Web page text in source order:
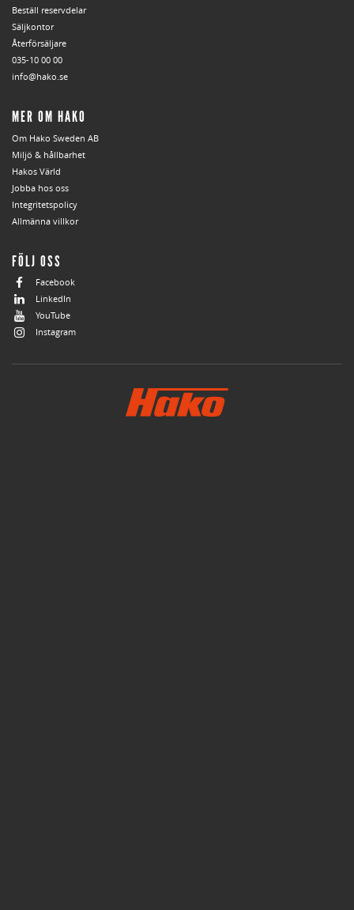
Beställ reservdelar
Säljkontor
Återförsäljare
035-10 00 00
info@hako.se
MER OM HAKO
Om Hako Sweden AB
Miljö & hållbarhet
Hakos Värld
Jobba hos oss
Integritetspolicy
Allmänna villkor
FÖLJ OSS
Facebook
LinkedIn
YouTube
Instagram